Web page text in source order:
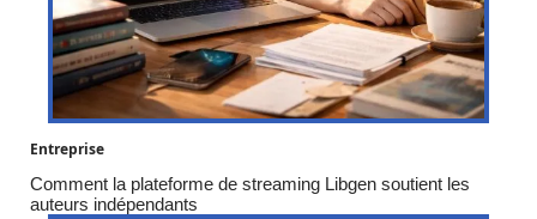
Entreprise
Comment la plateforme de streaming Libgen soutient les
auteurs indépendants